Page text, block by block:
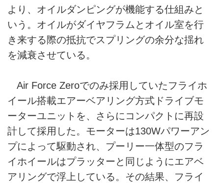
より、オイルダンピングが機能する仕組みと
いう。オイルがダイヤフラムとオイル室を行
き来する際の抵抗でスプリングの余分な揺れ
を減衰させている。
Air Force Zeroでのみ採用していたフライホ
イール搭載エアーベアリング方式ドライブモ
ーターユニットを、さらにコンパクトに再設
計して採用した。モーターは130Wパワーアン
プによって駆動され、プーリー一体型のフラ
イホイールはプラッターと同じようにエアベ
アリングで浮上している。その結果、フライ